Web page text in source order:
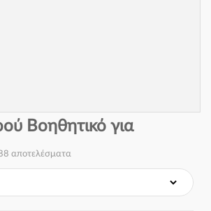
Βοηθητικό για
αποτελέσματα